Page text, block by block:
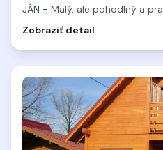
Zobraziť detail